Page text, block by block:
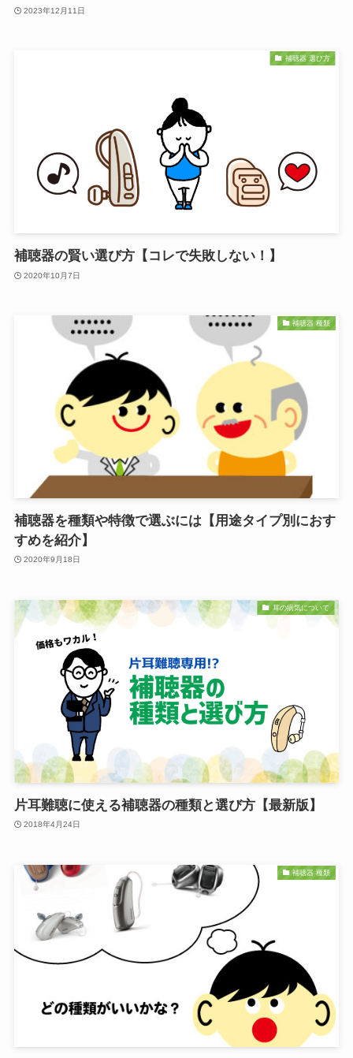
2023年12月11日
補聴器 選び方
補聴器の賢い選び方【コレで失敗しない！】
2020年10月7日
補聴器 種類
補聴器を種類や特徴で選ぶには【用途タイプ別におす
すめを紹介】
2020年9月18日
耳の病気について
片耳難聴に使える補聴器の種類と選び方【最新版】
2018年4月24日
補聴器 種類